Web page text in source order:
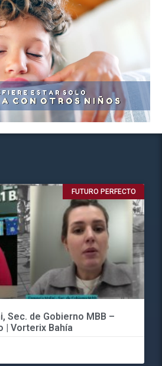
FUTURO PERFECTO
Sec. de Gobierno MBB –
| Vorterix Bahía